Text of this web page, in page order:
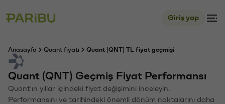
Giriş yap
Anasayfa Quant fiyatı Quant (QNT) TL fiyat geçmişi
Quant (QNT) Geçmiş Fiyat Performansı
Quant'ın yıllar içindeki fiyat değişimini inceleyin.
Performansını ve tarihindeki önemli dönüm noktalarını daha